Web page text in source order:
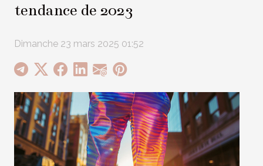
tendance de 2023
Dimanche 23 mars 2025 01:52